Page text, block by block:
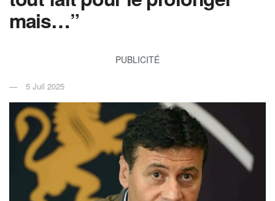
mais…”
PUBLICITÉ
5 Juil 2025